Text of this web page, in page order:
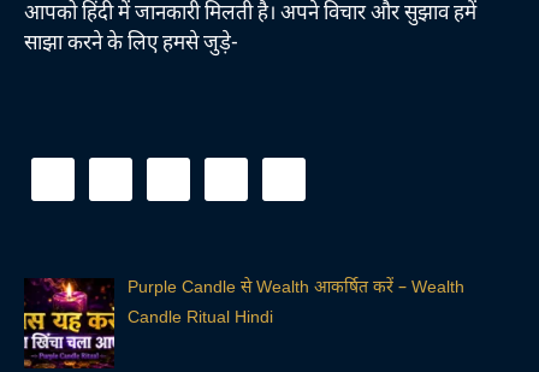
आपको हिंदी में जानकारी मिलती है। अपने विचार और सुझाव हमें
साझा करने के लिए हमसे जुड़े-
Purple Candle से Wealth आकर्षित करें – Wealth
Candle Ritual Hindi